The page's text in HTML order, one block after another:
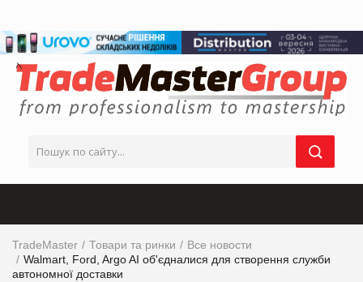
TradeMaster Товари та ринки
Все новости
Walmart, Ford, Argo AI об'єдналися для створення служби
автономної доставки